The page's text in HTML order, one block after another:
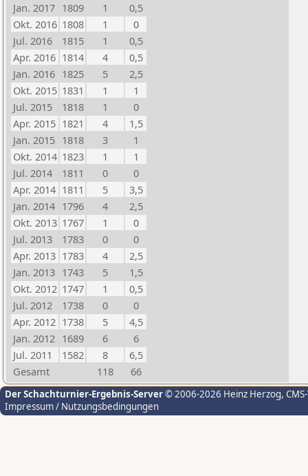
Jan. 2017 1809 1
0,5
Okt. 2016 1808 1
0
Jul. 2016
1815 1
0,5
Apr. 2016 1814 4
0,5
Jan. 2016 1825 5
2,5
Okt. 2015 1831 1
1
Jul. 2015
1818 1
0
Apr. 2015 1821 4
1,5
Jan. 2015 1818 3
1
Okt. 2014 1823 1
1
Jul. 2014
1811 0
0
Apr. 2014 1811 5
3,5
Jan. 2014 1796 4
2,5
Okt. 2013 1767 1
0
Jul. 2013
1783 0
0
Apr. 2013 1783 4
2,5
Jan. 2013 1743 5
1,5
Okt. 2012 1747 1
0,5
Jul. 2012
1738 0
0
Apr. 2012 1738 5
4,5
Jan. 2012 1689 6
6
Jul. 2011
1582 8
6,5
Gesamt
118 66
Der Schachturnier-Ergebnis-Server© 2006-2026 Heinz Herzog,
Impressum / Nutzungsbedingungen